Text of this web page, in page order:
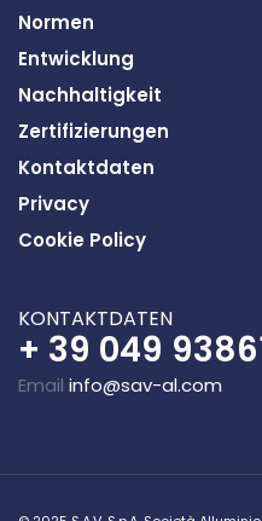
Normen
Entwicklung
Nachhaltigkeit
Zertifizierungen
Kontaktdaten
Privacy
Cookie Policy
KONTAKTDATEN
+ 39 049
Email info@sav-al.com